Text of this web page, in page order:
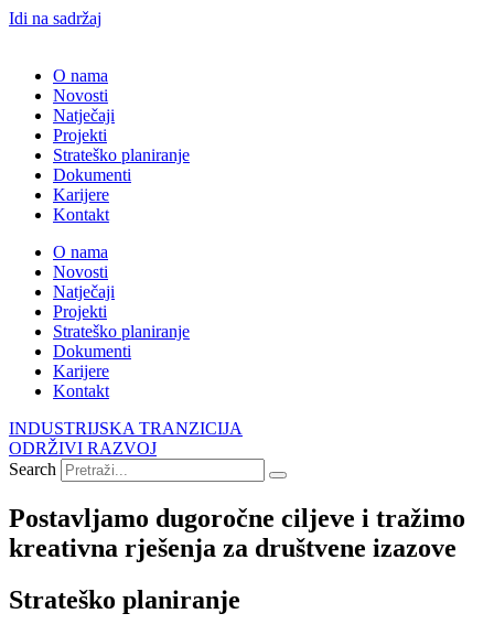
Idi na sadržaj
O nama
Novosti
Natječaji
Projekti
Strateško planiranje
Dokumenti
Karijere
Kontakt
O nama
Novosti
Natječaji
Projekti
Strateško planiranje
Dokumenti
Karijere
Kontakt
INDUSTRIJSKA TRANZICIJA
ODRŽIVI RAZVOJ
Search
Postavljamo dugoročne ciljeve i tražimo
kreativna rješenja za društvene izazove
Strateško planiranje